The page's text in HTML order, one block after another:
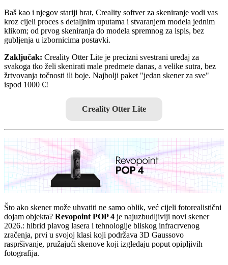
Baš kao i njegov stariji brat, Creality softver za skeniranje vodi vas
kroz cijeli proces s detaljnim uputama i stvaranjem modela jednim
klikom; od prvog skeniranja do modela spremnog za ispis, bez
gubljenja u izbornicima postavki.
Zaključak: Creality Otter Lite je precizni svestrani uređaj za
svakoga tko želi skenirati male predmete danas, a velike sutra, bez
žrtvovanja točnosti ili boje. Najbolji paket "jedan skener za sve"
ispod 1000 €!
Creality Otter Lite
Što ako skener može uhvatiti ne samo oblik, već cijeli fotorealistični
dojam objekta? Revopoint POP 4 je najuzbudljiviji novi skener
2026.: hibrid plavog lasera i tehnologije bliskog infracrvenog
zračenja, prvi u svojoj klasi koji podržava 3D Gaussovo
raspršivanje, pružajući skenove koji izgledaju poput opipljivih
fotografija.